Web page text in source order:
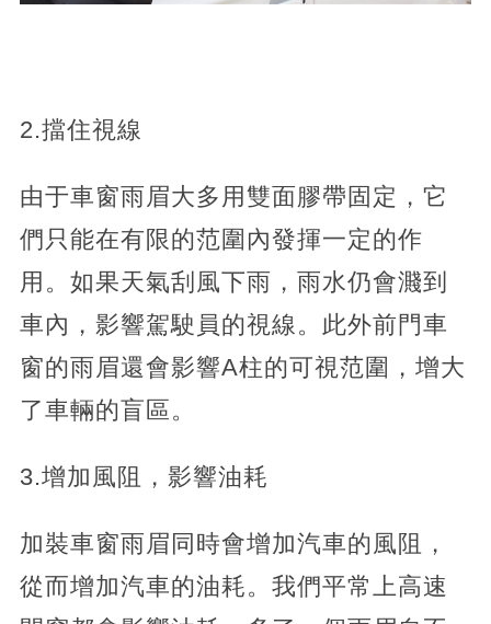
2.擋住視線
由于車窗雨眉大多用雙面膠帶固定，它
們只能在有限的范圍內發揮一定的作
用。如果天氣刮風下雨，雨水仍會濺到
車內，影響駕駛員的視線。此外前門車
窗的雨眉還會影響A柱的可視范圍，增大
了車輛的盲區。
3.增加風阻，影響油耗
加裝車窗雨眉同時會增加汽車的風阻，
從而增加汽車的油耗。我們平常上高速